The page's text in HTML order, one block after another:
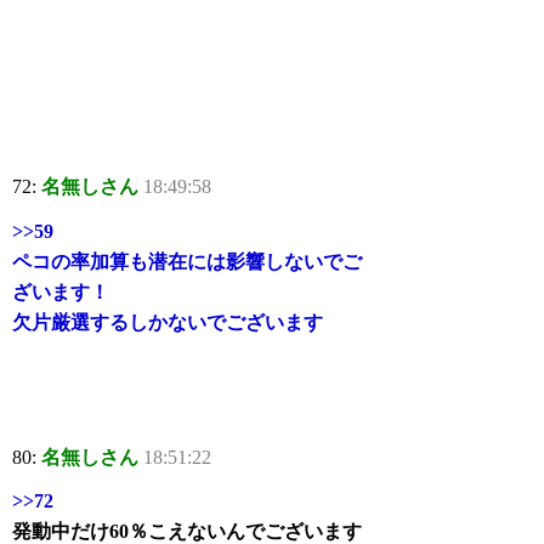
72:名無しさん 18:49:58
>>59
ペコの率加算も潜在には影響しないでご
ざいます！
欠片厳選するしかないでございます
80:名無しさん 18:51:22
>>72
発動中だけ60％こえないんでございます